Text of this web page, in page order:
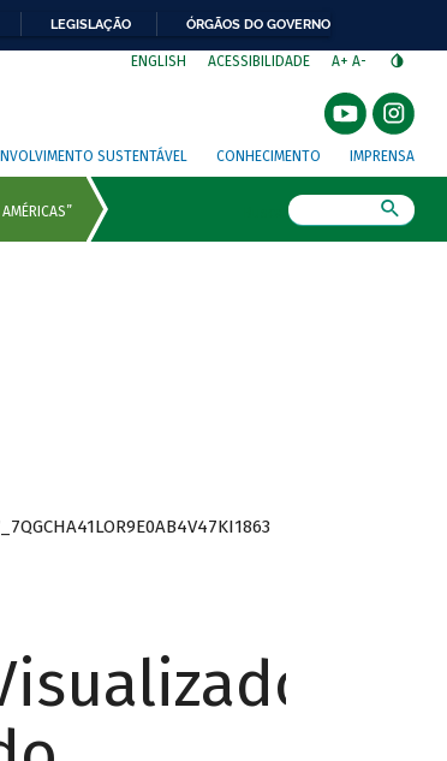
LEGISLAÇÃO ÓRGÃOS DO GOVERNO
ENGLISH ACESSIBILIDADE A+ A-
SUSTENTÁVEL CONHECIMENTO IMPRENSA